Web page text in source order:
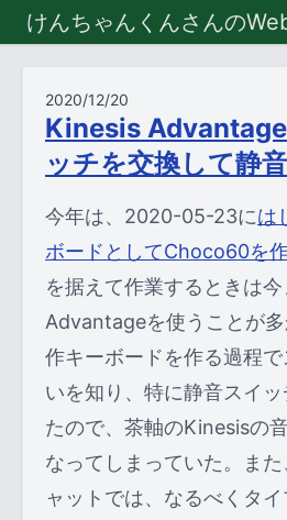
けんちゃんくんさんの
2020/12/20
Kinesis
ッチを交換して静
今年は、2020-05-23には
ボードとしてChoco60を
を据えて作業するときは
Advantageを使うことが
作キーボードを作る過程
いを知り、特に静音スイ
たので、茶軸のKinesisの
なってしまっていた。ま
ャットでは、なるべくタ